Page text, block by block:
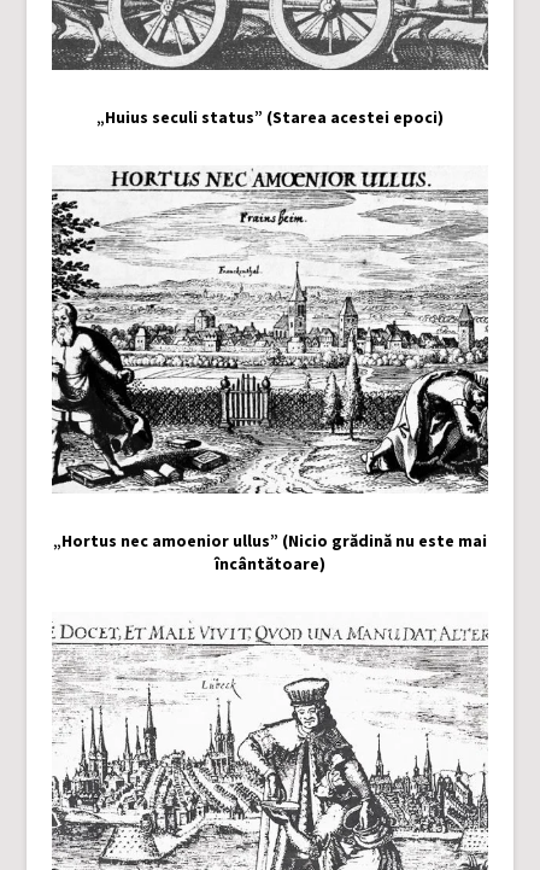
„Huius seculi status” (Starea acestei epoci)
„Hortus nec amoenior ullus” (Nicio grădină nu este mai
încântătoare)